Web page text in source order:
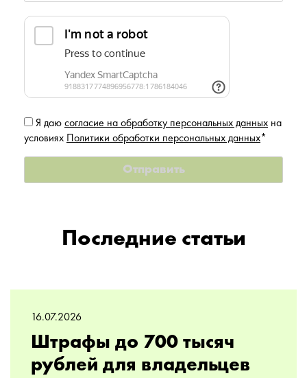
Я даю согласие на обработку персональных данных на
условиях Политики обработки персональных данных*
Последние статьи
16.07.2026
Штрафы до 700 тысяч
рублей для владельцев